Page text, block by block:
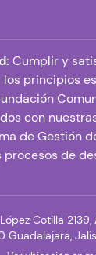
Cumplir y
principios
con
de Gestión
de
Cotilla 2139,
Guadalajara,